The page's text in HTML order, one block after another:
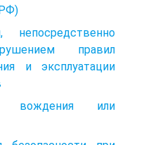
правил
и эксплуатации
вождения или